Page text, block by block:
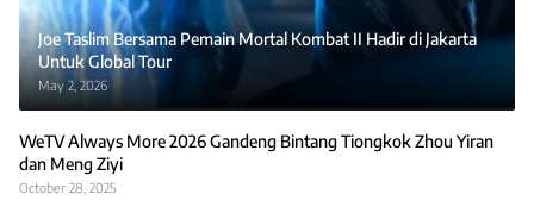
Joe Taslim Bersama Pemain Mortal Kombat II Hadir di Jakarta
Untuk Global Tour
May 2, 2026
WeTV Always More 2026 Gandeng Bintang Tiongkok Zhou Yiran
dan Meng Ziyi
October 28, 2025